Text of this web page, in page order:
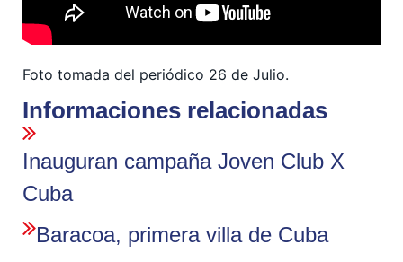
Foto tomada del periódico 26 de Julio.
Informaciones relacionadas
Inauguran campaña Joven Club X
Cuba
Baracoa, primera villa de Cuba